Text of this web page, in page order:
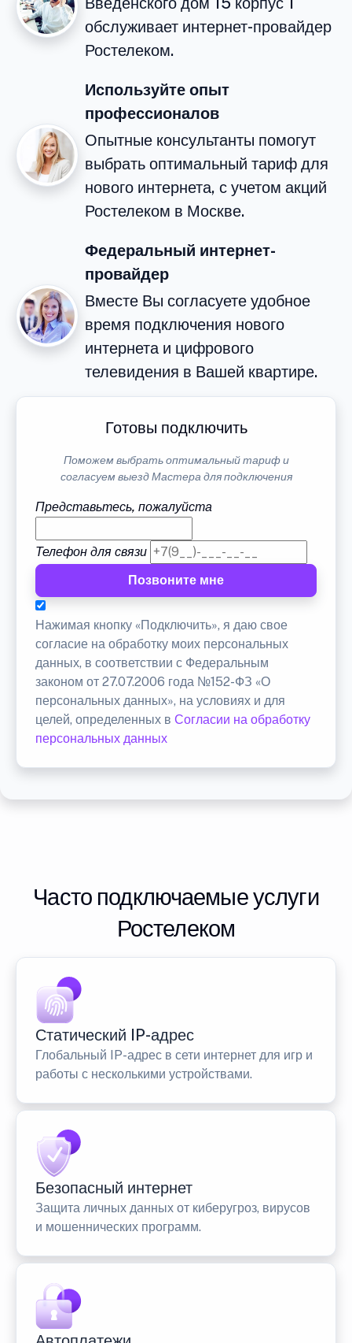
обслуживает интернет-провайдер
Ростелеком.
Используйте опыт
профессионалов
Опытные консультанты помогут
выбрать оптимальный тариф для
нового интернета, с учетом акций
Ростелеком в Москве.
Федеральный интернет-
провайдер
Вместе Вы согласуете удобное
время подключения нового
интернета и цифрового
телевидения в Вашей квартире.
Готовы подключить
Поможем выбрать оптимальный тариф и
согласуем выезд Мастера для подключения
Представьтесь, пожалуйста
Телефон для связи
Позвоните мне
Нажимая кнопку «Подключить», я даю свое
согласие на обработку моих персональных
данных, в соответствии с Федеральным
законом от 27.07.2006 года №152-ФЗ «О
персональных данных», на условиях и для
целей, определенных в Согласии на обработку
персональных данных
Часто подключаемые услуги
Ростелеком
Статический IP-адрес
Глобальный IP-адрес в сети интернет для игр и
работы с несколькими устройствами.
Безопасный интернет
Защита личных данных от киберугроз, вирусов
и мошеннических программ.